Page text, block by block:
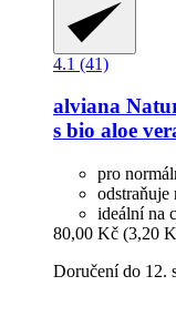
4.1 (41)
alviana
s bio aloe
pro
odstraňuje
ideální na
80,00 Kč (3,20
Doručení do 12.